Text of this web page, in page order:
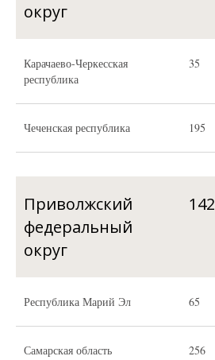
округ
Карачаево-Черкесская
республика
35
Чеченская республика 195
Приволжский
федеральный
округ
142
Республика Марий Эл 65
Самарская область 256